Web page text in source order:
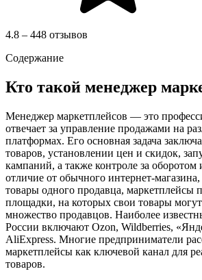
4.8 – 448 отзывов
Содержание
Кто такой менеджер
Менеджер маркетплейсов — это
отвечает за управление продажами на
платформах. Его основная задача
товаров, установлении цен и скидок,
кампаний, а также контроле за оборотом
отличие от обычного интернет-
товары одного продавца, маркетплейсы
площадки, на которых свои товары могут
множество продавцов. Наиболее
России включают Ozon, Wildberries,
AliExpress. Многие предприниматели
маркетплейсы как ключевой канал для
товаров.